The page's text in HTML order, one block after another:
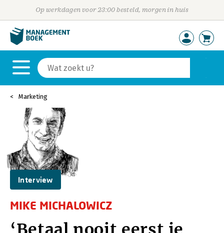
Op werkdagen voor 23:00 besteld, morgen in huis
Marketing
Interview
MIKE MICHALOWICZ